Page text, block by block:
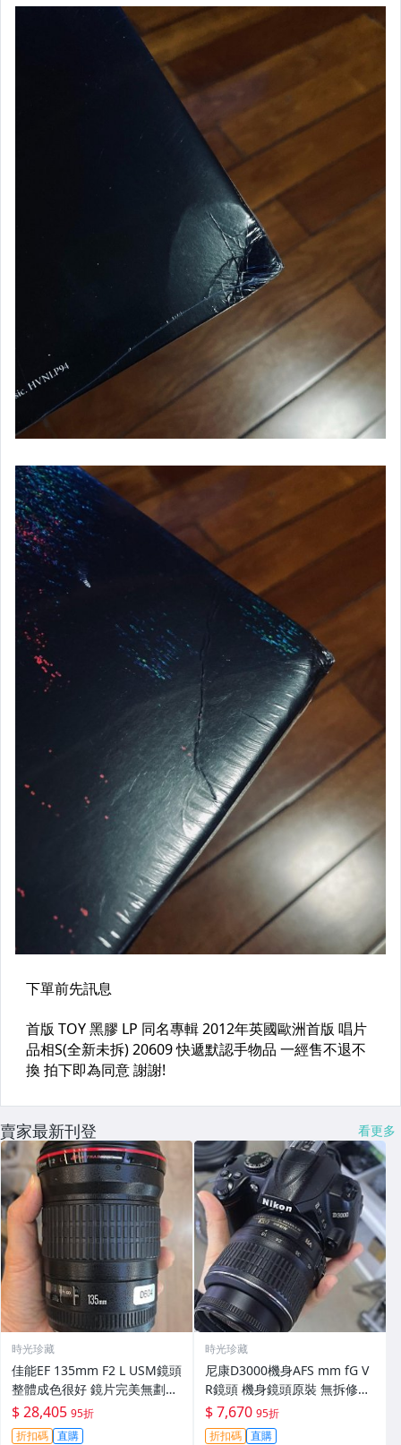
賣家最新刊登 看更多
時光珍藏
佳能EF 135mm F2 L USM鏡頭
整體成色很好 鏡片完美無劃痕
功能一切正常 無拆修無-3430
$ 28,405 95折
折扣碼 直購
時光珍藏
尼康D3000機身AFS mm fG V
R鏡頭 機身鏡頭原裝 無拆修無
翻新 有輕微使用痕跡 鏡頭-34
30
$ 7,670 95折
折扣碼 直購